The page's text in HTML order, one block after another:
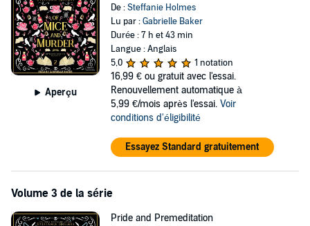
Aperçu
De :Steffanie Holmes
Lu par :Gabrielle Baker
Durée : 7 h et 43 min
Langue : Anglais
5,0
1 notation
16,99 € ou gratuit avec l'essai.
Renouvellement automatique à
5,99 €/mois après l'essai. Voir
conditions d'éligibilité
Essayez Standard gratuitement
Volume 3 de la série
Pride and Premeditation